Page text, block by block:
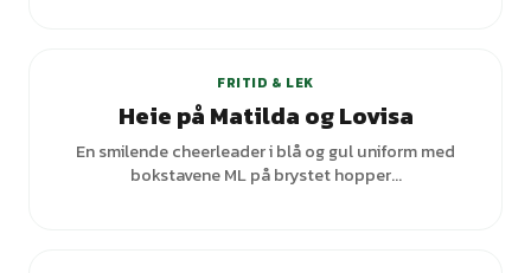
FRITID & LEK
Heie på Matilda og Lovisa
En smilende cheerleader i blå og gul uniform med
bokstavene ML på brystet hopper...